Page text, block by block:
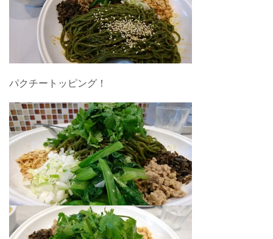
パクチートッピング！